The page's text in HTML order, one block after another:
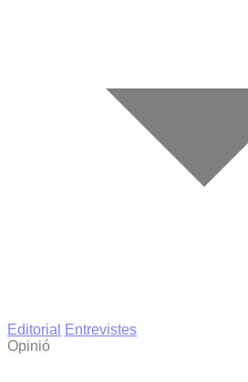
Editorial
Entrevistes
Opinió